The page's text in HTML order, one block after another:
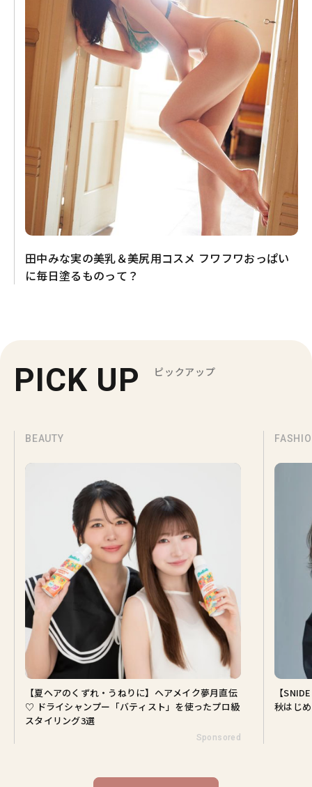
田中みな実の美乳＆美尻用コスメ フワフワおっぱい
に毎日塗るものって？
PICK UP ピックアップ
BEAUTY
【夏ヘアのくずれ・うねりに】ヘアメイク夢月直伝
♡ ドライシャンプー「バティスト」を使ったプロ級
スタイリング3選
Sponsored
【
秋はじ